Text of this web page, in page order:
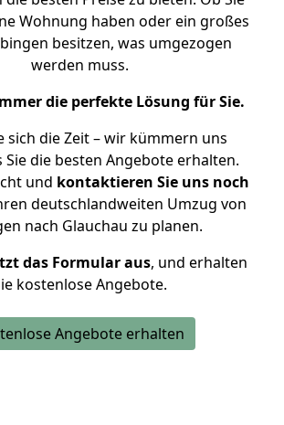
Wohnung haben oder ein großes
besitzen, was umgezogen
werden muss.
die perfekte Lösung für Sie.
sich die Zeit – wir kümmern uns
Sie die besten Angebote erhalten.
und kontaktieren Sie uns noch
deutschlandweiten Umzug von
nach Glauchau zu planen.
das Formular aus, und erhalten
kostenlose Angebote.
Angebote erhalten